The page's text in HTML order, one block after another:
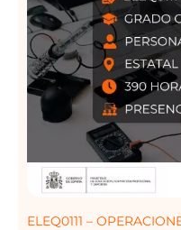
ELEQ0111 –